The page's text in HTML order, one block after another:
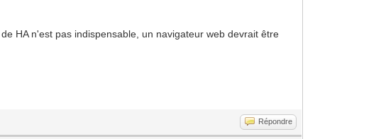
HA n'est pas indispensable, un navigateur web devrait être
Répondre